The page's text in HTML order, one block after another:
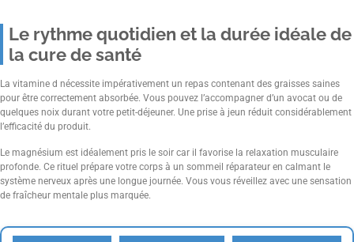
Le rythme quotidien et la durée idéale de
la cure de santé
La vitamine d nécessite impérativement un repas contenant des graisses saines
pour être correctement absorbée. Vous pouvez l’accompagner d’un avocat ou de
quelques noix durant votre petit-déjeuner. Une prise à jeun réduit considérablement
l’efficacité du produit.
Le magnésium est idéalement pris le soir car il favorise la relaxation musculaire
profonde. Ce rituel prépare votre corps à un sommeil réparateur en calmant le
système nerveux après une longue journée. Vous vous réveillez avec une sensation
de fraîcheur mentale plus marquée.